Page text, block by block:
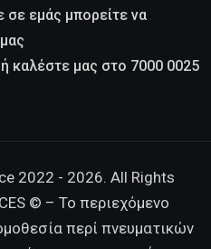
σε εμάς μπορείτε να
καλέστε μας στο 7000 0025
2022 - 2026. All Rights
© – Το περιεχόμενο
περί πνευματικών